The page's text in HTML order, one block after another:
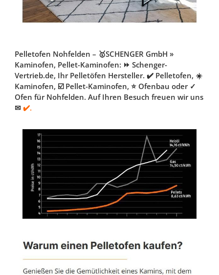
Pelletofen Nohfelden – 🥇SCHENGER GmbH »
Kaminofen, Pellet-Kaminofen: ⏩ Schenger-
Vertrieb.de, Ihr Pelletöfen Hersteller. ✔️ Pelletofen, ☀️
Kaminofen, ☑️ Pellet-Kaminofen, ⭐ Ofenbau oder ✓
Ofen für Nohfelden. Auf Ihren Besuch freuen wir uns
✉ ✔️.